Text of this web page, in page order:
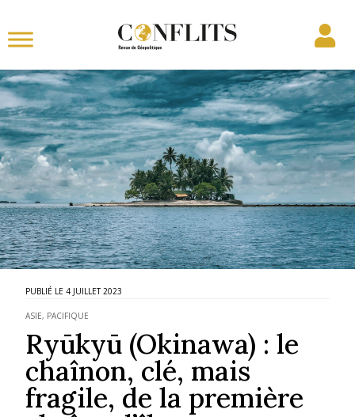
4 JUILLET 2023
ASIE, PACIFIQUE
Ryūkyū (Okinawa) : le
chaînon, clé, mais
fragile, de la première